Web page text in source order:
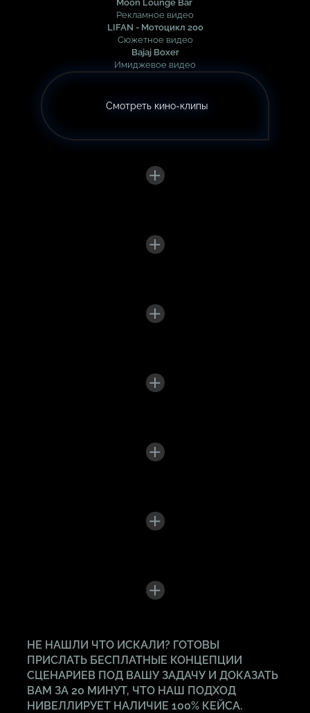
Moon Lounge Bar
Рекламное видео
LIFAN - Мотоцикл 200
Сюжетное видео
Bajaj Boxer
Имиджевое видео
Смотреть кино-клипы
НЕ НАШЛИ ЧТО ИСКАЛИ? ГОТОВЫ
ПРИСЛАТЬ БЕСПЛАТНЫЕ КОНЦЕПЦИИ
СЦЕНАРИЕВ ПОД ВАШУ ЗАДАЧУ И ДОКАЗАТЬ
ВАМ ЗА 20 МИНУТ, ЧТО НАШ ПОДХОД
НИВЕЛЛИРУЕТ НАЛИЧИЕ 100% КЕЙСА.